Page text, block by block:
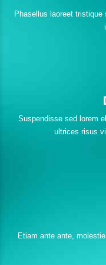
Phasellus laoreet
Suspendisse sed lorem
ultrices risus
Etiam ante ante,